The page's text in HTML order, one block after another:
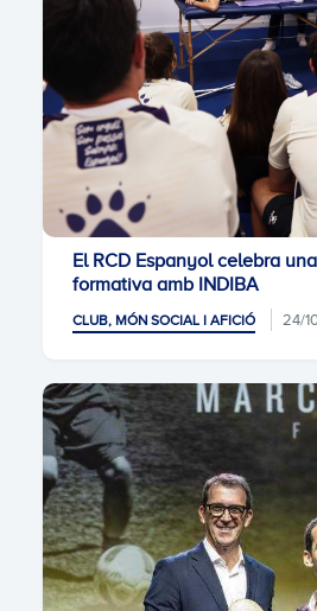
El RCD Espanyol celebra
formativa amb INDIBA
CLUB, MÓN SOCIAL I AFICIÓ 24/